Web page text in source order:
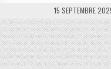
15 SEPTEMBRE